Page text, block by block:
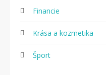
Financie
Krása a kozmetika
Šport